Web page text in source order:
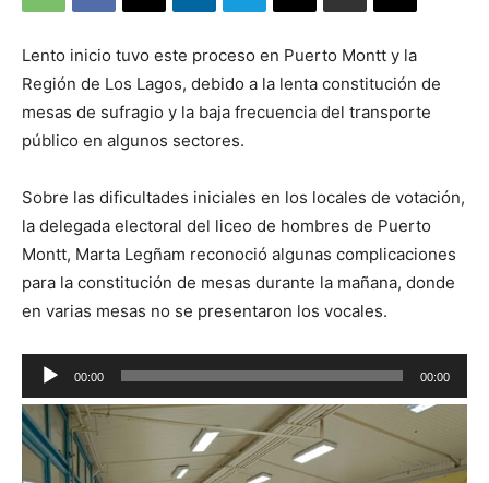
Lento inicio tuvo este proceso en Puerto Montt y la
Región de Los Lagos, debido a la lenta constitución de
mesas de sufragio y la baja frecuencia del transporte
público en algunos sectores.
Sobre las dificultades iniciales en los locales de votación,
la delegada electoral del liceo de hombres de Puerto
Montt, Marta Legñam reconoció algunas complicaciones
para la constitución de mesas durante la mañana, donde
en varias mesas no se presentaron los vocales.
Reproductor
de
audio
00:00 00:00